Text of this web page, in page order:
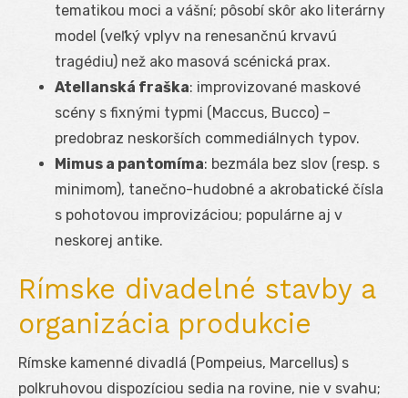
tematikou moci a vášní; pôsobí skôr ako literárny
model (veľký vplyv na renesančnú krvavú
tragédiu) než ako masová scénická prax.
Atellanská fraška: improvizované maskové
scény s fixnými typmi (Maccus, Bucco) –
predobraz neskorších commediálnych typov.
Mimus a pantomíma: bezmála bez slov (resp. s
minimom), tanečno-hudobné a akrobatické čísla
s pohotovou improvizáciou; populárne aj v
neskorej antike.
Rímske divadelné stavby a
organizácia produkcie
Rímske kamenné divadlá (Pompeius, Marcellus) s
polkruhovou dispozíciou sedia na rovine, nie v svahu;